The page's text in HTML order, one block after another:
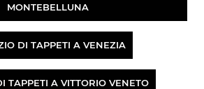
MONTEBELLUNA
DI TAPPETI A VENEZIA
TAPPETI A VITTORIO VENETO